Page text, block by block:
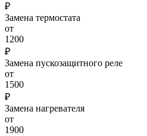
₽
Замена термостата
от
1200
₽
Замена пускозащитного реле
от
1500
₽
Замена нагревателя
от
1900